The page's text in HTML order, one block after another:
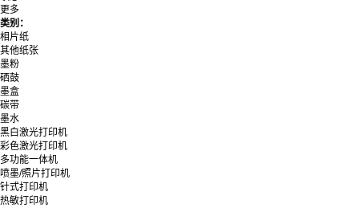
佳能/Canon
奔图
得实
惠普
格之格
天姝
绿联/Ugreen
京瓷/Kyocera
爱普生/Epson
天威/PRINT－RITE
中盈/zhongying
格之格
富士通/Fujitsu
台半/TSC
斑马
更多
类别：
相片纸
其他纸张
墨粉
硒鼓
墨盒
碳带
墨水
黑白激光打印机
彩色激光打印机
多功能一体机
喷墨/照片打印机
针式打印机
热敏打印机